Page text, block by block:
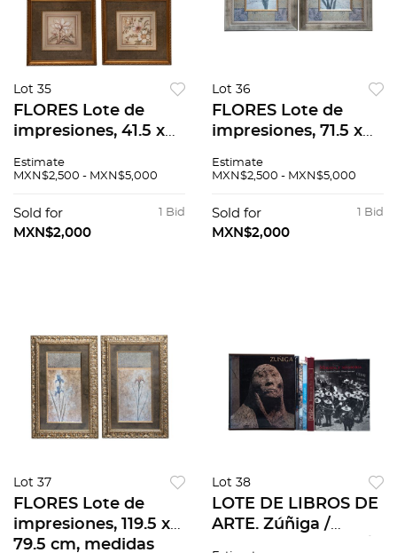
Lot 35
FLORES Lote de
impresiones, 41.5 x
totales. Enmarcadas.
Estimate
MXN$2,500 - MXN$5,000
1 Bid
Sold for
MXN$2,000
Lot 36
FLORES Lote de
impresiones, 71.5 x
totales. Enmarcadas.
Estimate
MXN$2,500 - MXN$5,000
1 Bid
Sold for
MXN$2,000
Lot 37
FLORES Lote de
impresiones, 119.5 x
79.5 cm, medidas
Lot 38
LOTE DE LIBROS DE
ARTE. Zúñiga /